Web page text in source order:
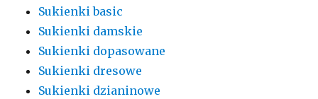
Sukienki basic
Sukienki damskie
Sukienki dopasowane
Sukienki dresowe
Sukienki dzianinowe